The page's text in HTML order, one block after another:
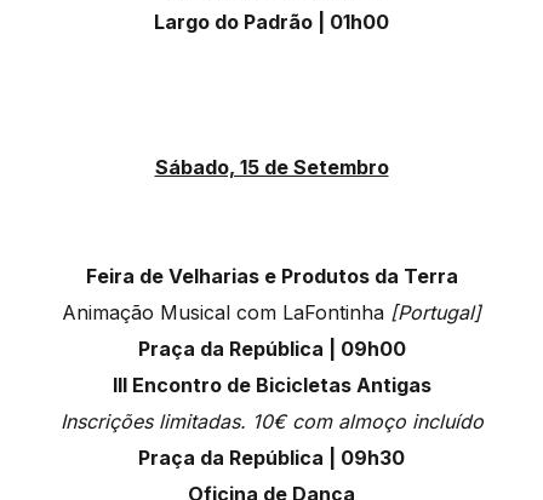
Largo do Padrão | 01h00
Sábado, 15 de Setembro
Feira de Velharias e Produtos da Terra
Animação Musical com LaFontinha [Portugal]
Praça da República | 09h00
III Encontro de Bicicletas Antigas
Inscrições limitadas. 10€ com almoço incluído
Praça da República | 09h30
Oficina de Dança